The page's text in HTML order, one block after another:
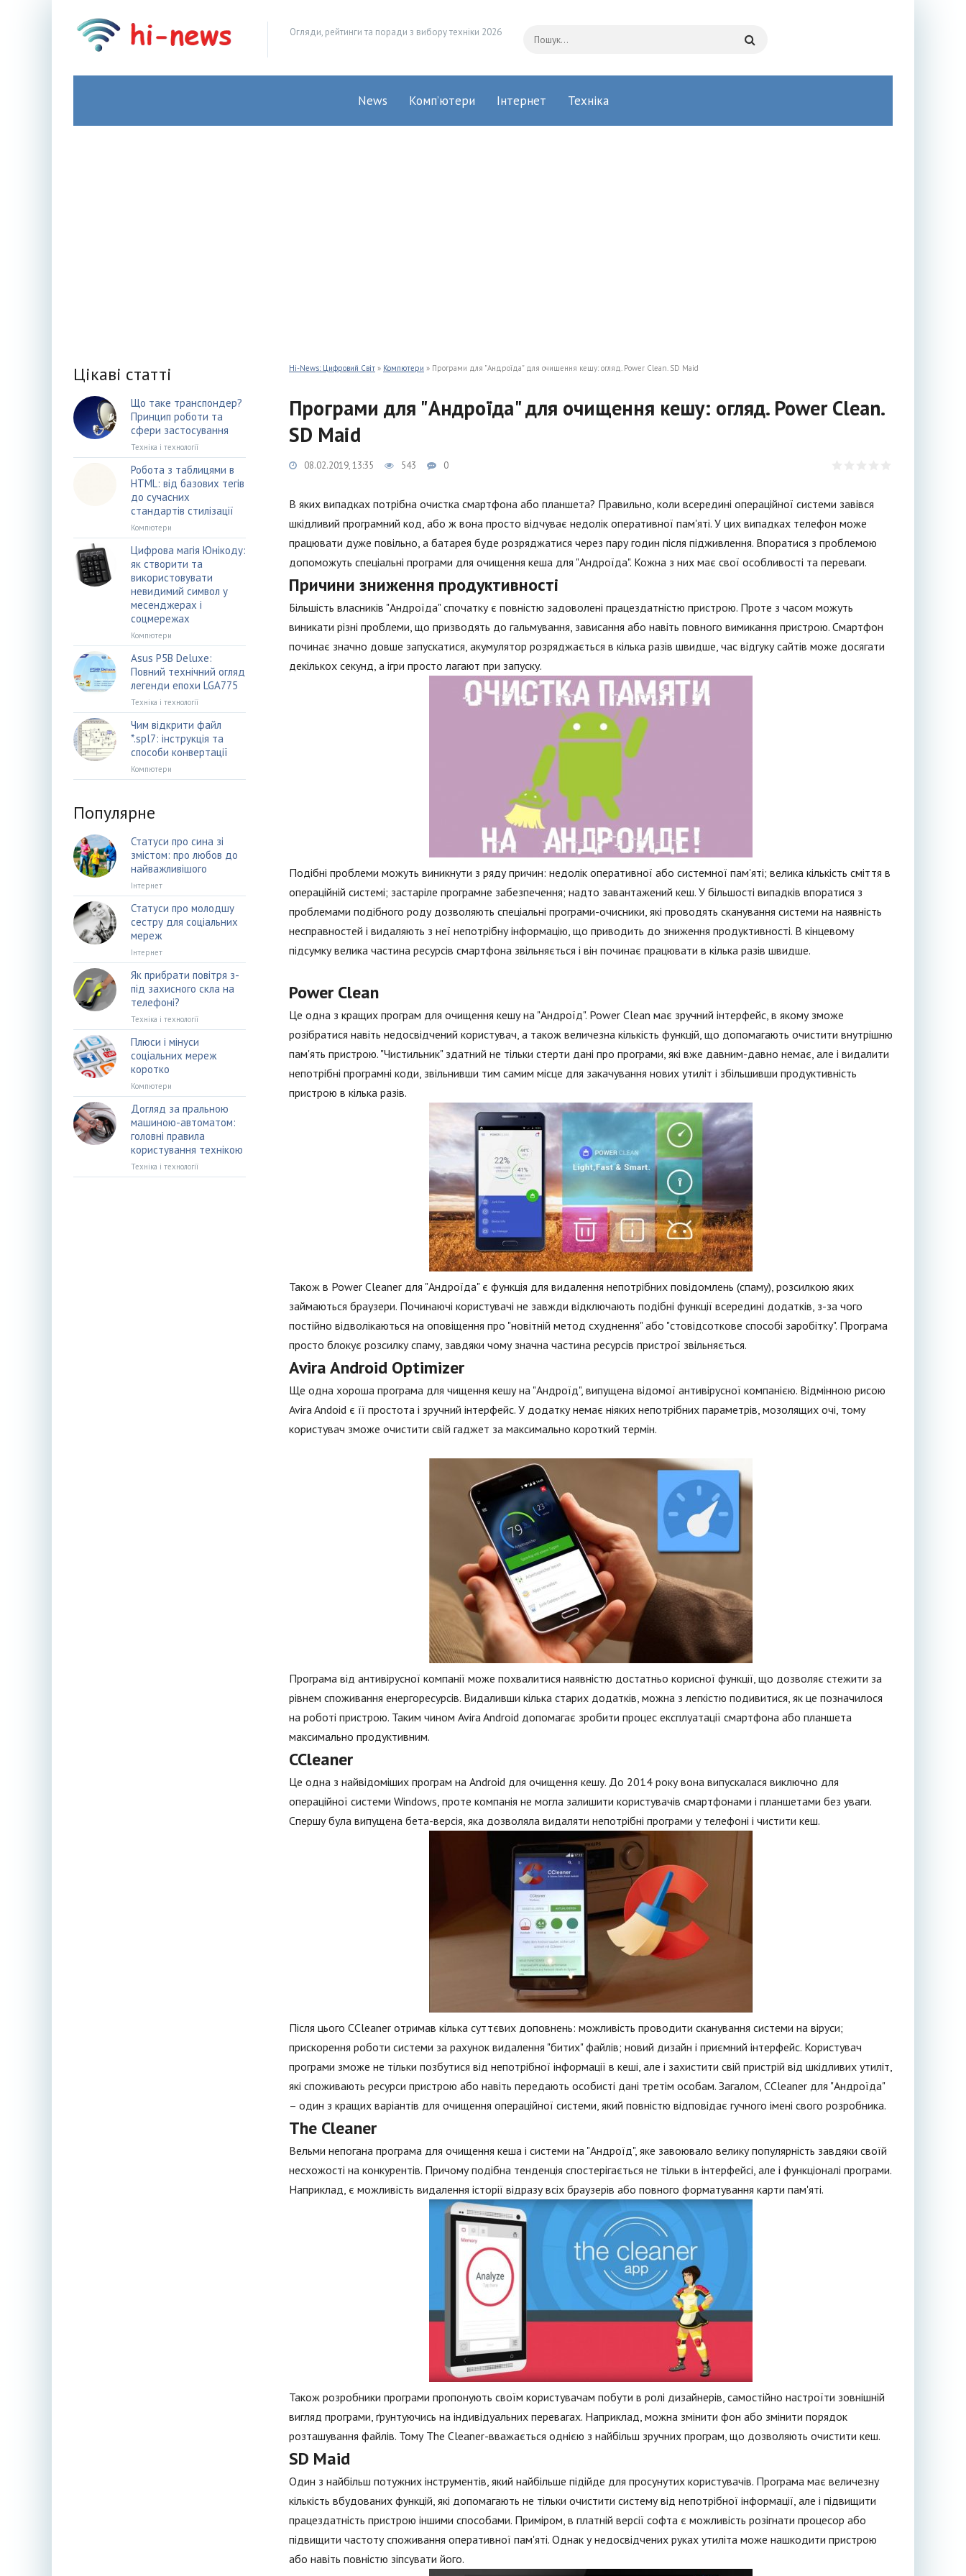
Огляди, рейтинги та поради з вибору техніки 2026
News Комп’ютери Інтернет Техніка
Hi-News: Цифровий Світ » Компютери » Програми для "Андроїда" для очищення кешу: огляд. Power Clean. SD Maid
Програми для "Андроїда" для очищення кешу: огляд. Power Clean.
SD Maid
08.02.2019, 13:35 543 0
В яких випадках потрібна очистка смартфона або планшета? Правильно, коли всередині операційної системи завівся
шкідливий програмний код, або ж вона просто відчуває недолік оперативної пам'яті. У цих випадках телефон може
працювати дуже повільно, а батарея буде розряджатися через пару годин після підживлення. Впоратися з проблемою
допоможуть спеціальні програми для очищення кеша для "Андроїда". Кожна з них має свої особливості та переваги.
Причини зниження продуктивності
Більшість власників "Андроїда" спочатку є повністю задоволені працездатністю пристрою. Проте з часом можуть
виникати різні проблеми, що призводять до гальмування, зависання або навіть повного вимикання пристрою. Смартфон
починає значно довше запускатися, акумулятор розряджається в кілька разів швидше, час відгуку сайтів може досягати
декількох секунд, а ігри просто лагают при запуску.
Подібні проблеми можуть виникнути з ряду причин: недолік оперативної або системної пам'яті; велика кількість сміття в
операційній системі; застаріле програмне забезпечення; надто завантажений кеш. У більшості випадків впоратися з
проблемами подібного роду дозволяють спеціальні програми-очисники, які проводять сканування системи на наявність
несправностей і видаляють з неї непотрібну інформацію, що приводить до зниження продуктивності. В кінцевому
підсумку велика частина ресурсів смартфона звільняється і він починає працювати в кілька разів швидше.
Power Clean
Це одна з кращих програм для очищення кешу на "Андроїд". Power Clean має зручний інтерфейс, в якому зможе
розібратися навіть недосвідчений користувач, а також величезна кількість функцій, що допомагають очистити внутрішню
пам'ять пристрою. "Чистильник" здатний не тільки стерти дані про програми, які вже давним-давно немає, але і видалити
непотрібні програмні коди, звільнивши тим самим місце для закачування нових утиліт і збільшивши продуктивність
пристрою в кілька разів.
Також в Power Cleaner для "Андроїда" є функція для видалення непотрібних повідомлень (спаму), розсилкою яких
займаються браузери. Починаючі користувачі не завжди відключають подібні функції всередині додатків, з-за чого
постійно відволікаються на оповіщення про "новітній метод схуднення" або "стовідсоткове способі заробітку". Програма
просто блокує розсилку спаму, завдяки чому значна частина ресурсів пристрої звільняється.
Avira Android Optimizer
Ще одна хороша програма для чищення кешу на "Андроїд", випущена відомої антивірусної компанією. Відмінною рисою
Avira Andoid є її простота і зручний інтерфейс. У додатку немає ніяких непотрібних параметрів, мозолящих очі, тому
користувач зможе очистити свій гаджет за максимально короткий термін.
Програма від антивірусної компанії може похвалитися наявністю достатньо корисної функції, що дозволяє стежити за
рівнем споживання енергоресурсів. Видаливши кілька старих додатків, можна з легкістю подивитися, як це позначилося
на роботі пристрою. Таким чином Avira Android допомагає зробити процес експлуатації смартфона або планшета
максимально продуктивним.
CCleaner
Це одна з найвідоміших програм на Android для очищення кешу. До 2014 року вона випускалася виключно для
операційної системи Windows, проте компанія не могла залишити користувачів смартфонами і планшетами без уваги.
Спершу була випущена бета-версія, яка дозволяла видаляти непотрібні програми у телефоні і чистити кеш.
Після цього CCleaner отримав кілька суттєвих доповнень: можливість проводити сканування системи на віруси;
прискорення роботи системи за рахунок видалення "битих" файлів; новий дизайн і приємний інтерфейс. Користувач
програми зможе не тільки позбутися від непотрібної інформації в кеші, але і захистити свій пристрій від шкідливих утиліт,
які споживають ресурси пристрою або навіть передають особисті дані третім особам. Загалом, CCleaner для "Андроїда"
– один з кращих варіантів для очищення операційної системи, який повністю відповідає гучного імені свого розробника.
The Cleaner
Вельми непогана програма для очищення кеша і системи на "Андроїд", яке завоювало велику популярність завдяки своїй
несхожості на конкурентів. Причому подібна тенденція спостерігається не тільки в інтерфейсі, але і функціоналі програми.
Наприклад, є можливість видалення історії відразу всіх браузерів або повного форматування карти пам'яті.
Також розробники програми пропонують своїм користувачам побути в ролі дизайнерів, самостійно настроїти зовнішній
вигляд програми, ґрунтуючись на індивідуальних перевагах. Наприклад, можна змінити фон або змінити порядок
розташування файлів. Тому The Cleaner-вважається однією з найбільш зручних програм, що дозволяють очистити кеш.
SD Maid
Один з найбільш потужних інструментів, який найбільше підійде для просунутих користувачів. Програма має величезну
кількість вбудованих функцій, які допомагають не тільки очистити систему від непотрібної інформації, але і підвищити
працездатність пристрою іншими способами. Приміром, в платній версії софта є можливість розігнати процесор або
підвищити частоту споживання оперативної пам'яті. Однак у недосвідчених руках утиліта може нашкодити пристрою
або навіть повністю зіпсувати його.
Цікаві статті
Що таке транспондер?
Принцип роботи та
сфери застосування
Техніка і технології
Робота з таблицями в
HTML: від базових тегів
до сучасних
стандартів стилізації
Компютери
Цифрова магія Юнікоду:
як створити та
використовувати
невидимий символ у
месенджерах і
соцмережах
Компютери
Asus P5B Deluxe:
Повний технічний огляд
легенди епохи LGA775
Техніка і технології
Чим відкрити файл
*.spl7: інструкція та
способи конвертації
Компютери
Популярне
Статуси про сина зі
змістом: про любов до
найважливішого
Інтернет
Статуси про молодшу
сестру для соціальних
мереж
Інтернет
Як прибрати повітря з-
під захисного скла на
телефоні?
Техніка і технології
Плюси і мінуси
соціальних мереж
коротко
Компютери
Догляд за пральною
машиною-автоматом:
головні правила
користування технікою
Техніка і технології